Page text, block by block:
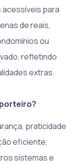
para
de reais,
ou
refletindo
extras.
praticidade
eficiente,
sistemas e